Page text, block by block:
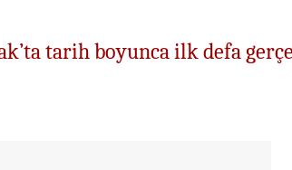
tarih boyunca ilk defa